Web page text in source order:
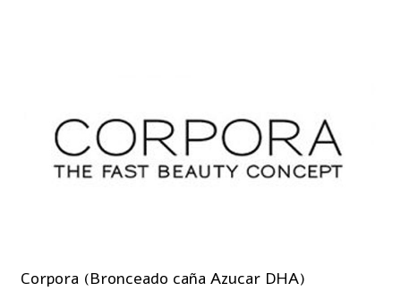
Corpora (Bronceado caña Azucar DHA)